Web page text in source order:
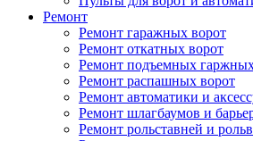
Ремонт
Ремонт гаражных ворот
Ремонт откатных ворот
Ремонт подъемных
Ремонт распашных ворот
Ремонт автоматики и
Ремонт шлагбаумов и
Ремонт рольставней и